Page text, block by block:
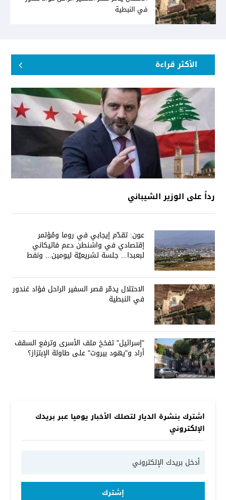
في النبطية
الأكثر قراءة
رداً على الوزير الشيباني
عون: تقدّم إيجابي في روما ومُؤتمر
إقتصادي في واشنطن دعم فاتيكاني
لبعبدا... جلسة تشريعيّة ليومين... ونفط
الاحتلال يدمّر قصر السفير الراحل فؤاد غندور
في النبطية
"إسرائيل" تفخخ ملف الأسرى وترفع السقف
أراد و"يهود بيروت" على طاولة الإبتزاز؟
اشترك بنشرة الديار لتصلك الأخبار يوميا عبر بريدك
الإلكتروني
إشترك